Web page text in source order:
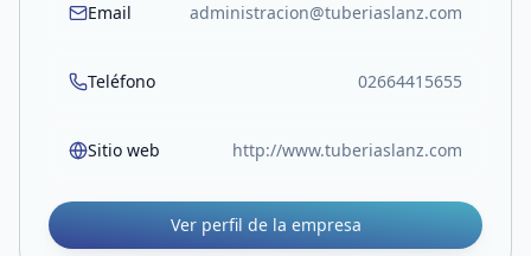
Email administracion@tuberiaslanz.com
Teléfono 02664415655
Sitio web http://www.tuberiaslanz.com
Ver perfil de la empresa